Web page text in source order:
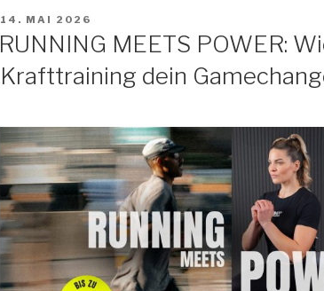
VERÖFFENTLICHT
14. MAI 2026
RUNNING MEETS POWER:
Krafttraining dein